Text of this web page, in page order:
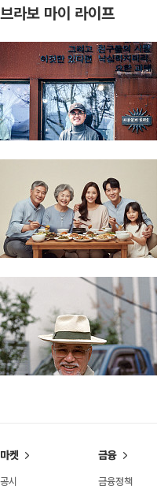
브라보 마이 라이프
마켓
공시
금융
금융정책